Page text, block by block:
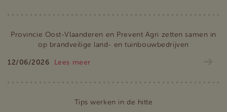
Provincie Oost-Vlaanderen en Prevent Agri zetten samen in
op brandveilige land- en tuinbouwbedrijven
12/06/2026 Lees meer
Tips werken in de hitte